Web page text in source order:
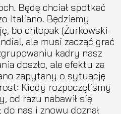
Będę chciał spotkać
Italiano. Będziemy
bo chłopak (Żurkowski-
ale musi zacząć grać
kadry nasz
doszło, ale efektu za
zapytany o sytuację
Kiedy rozpoczęliśmy
od razu nabawił się
nas i znowu doznał